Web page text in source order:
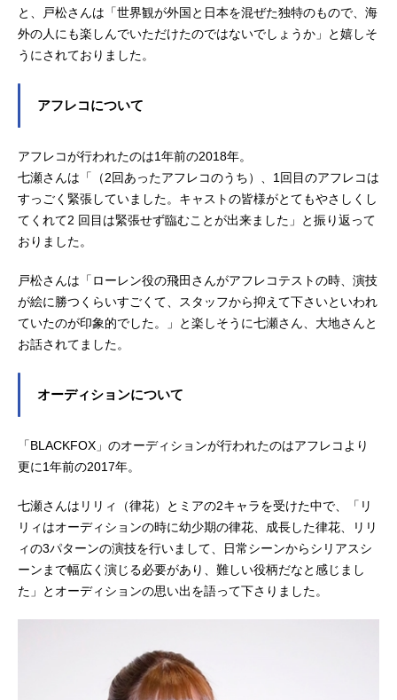
と、戸松さんは「世界観が外国と日本を混ぜた独特のもので、海
外の人にも楽しんでいただけたのではないでしょうか」と嬉しそ
うにされておりました。
アフレコについて
アフレコが行われたのは1年前の2018年。
七瀬さんは「（2回あったアフレコのうち）、1回目のアフレコは
すっごく緊張していました。キャストの皆様がとてもやさしくし
てくれて2 回目は緊張せず臨むことが出来ました」と振り返って
おりました。
戸松さんは「ローレン役の飛田さんがアフレコテストの時、演技
が絵に勝つくらいすごくて、スタッフから抑えて下さいといわれ
ていたのが印象的でした。」と楽しそうに七瀬さん、大地さんと
お話されてました。
オーディションについて
「BLACKFOX」のオーディションが行われたのはアフレコより
更に1年前の2017年。
七瀬さんはリリィ（律花）とミアの2キャラを受けた中で、「リ
リィはオーディションの時に幼少期の律花、成長した律花、リリ
ィの3パターンの演技を行いまして、日常シーンからシリアスシ
ーンまで幅広く演じる必要があり、難しい役柄だなと感じまし
た」とオーディションの思い出を語って下さりました。